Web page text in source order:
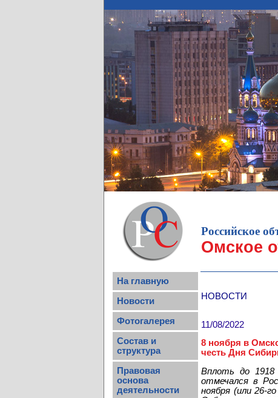
Российское
Омское
На главную
Новости
Фотогалерея
Состав и
структура
Правовая
основа
деятельности
НОВОСТИ
11/08/2022
8 ноября в
честь Дня
Вплоть до 1918
отмечался в
ноября (или 26-